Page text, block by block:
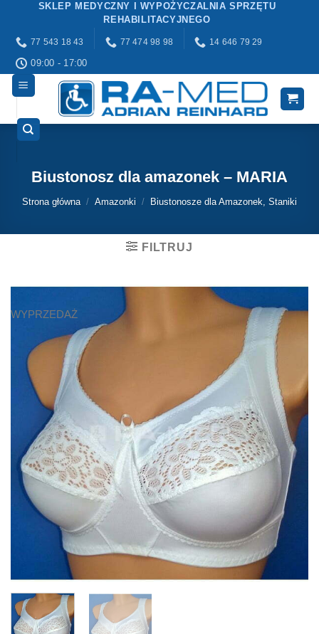
Przewiń
zawartości
SKLEP MEDYCZNY I WYPOŻYCZALNIA SPRZĘTU
REHABILITACYJNEGO
77 543 18 43 77 474 98 98 14 646 79 29
09:00 - 17:00
Biustonosz dla amazonek – MARIA
Strona główna / Amazonki / Biustonosze dla Amazonek, Staniki
FILTRUJ
WYPRZEDAŻ